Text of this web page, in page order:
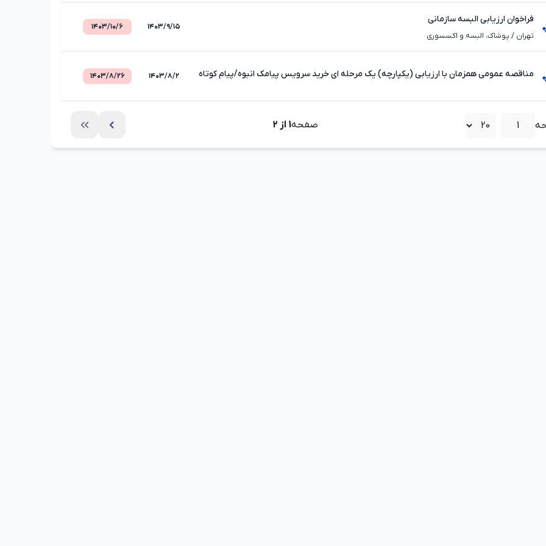
فراخوان ارزیابی البسه سازمانی
تهران / پوشاک، البسه و اکسسوری
۱۴۰۳/۹/۱۵ ۱۴۰۳/۱۰/۶
مناقصه عمومی همزمان با ارزیابی (یکپارچه) یک مرحله ای خرید سرویس پیامک انبوه/پیام کوتاه ۱۴۰۳/۸/۲ ۱۴۰۳/۸/۲۶
صفحه1 از 2